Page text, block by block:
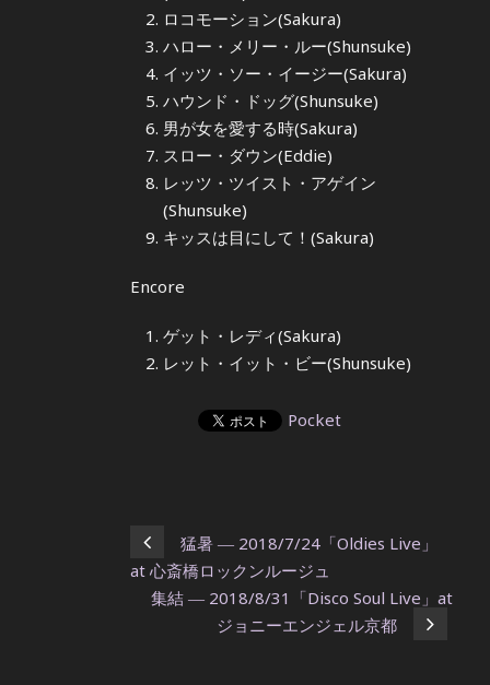
ロコモーション(Sakura)
ハロー・メリー・ルー(Shunsuke)
イッツ・ソー・イージー(Sakura)
ハウンド・ドッグ(Shunsuke)
男が女を愛する時(Sakura)
スロー・ダウン(Eddie)
レッツ・ツイスト・アゲイン
(Shunsuke)
キッスは目にして！(Sakura)
Encore
ゲット・レディ(Sakura)
レット・イット・ビー(Shunsuke)
Pocket
猛暑 ― 2018/7/24「Oldies Live」
at 心斎橋ロックンルージュ
集結 ― 2018/8/31「Disco Soul Live」at
ジョニーエンジェル京都